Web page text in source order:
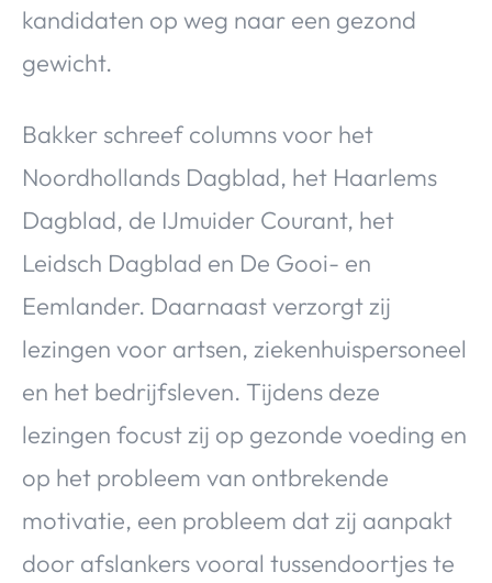
kandidaten op weg naar een gezond
gewicht.
Bakker schreef columns voor het
Noordhollands Dagblad, het Haarlems
Dagblad, de IJmuider Courant, het
Leidsch Dagblad en De Gooi- en
Eemlander. Daarnaast verzorgt zij
lezingen voor artsen, ziekenhuispersoneel
en het bedrijfsleven. Tijdens deze
lezingen focust zij op gezonde voeding en
op het probleem van ontbrekende
motivatie, een probleem dat zij aanpakt
door afslankers vooral tussendoortjes te